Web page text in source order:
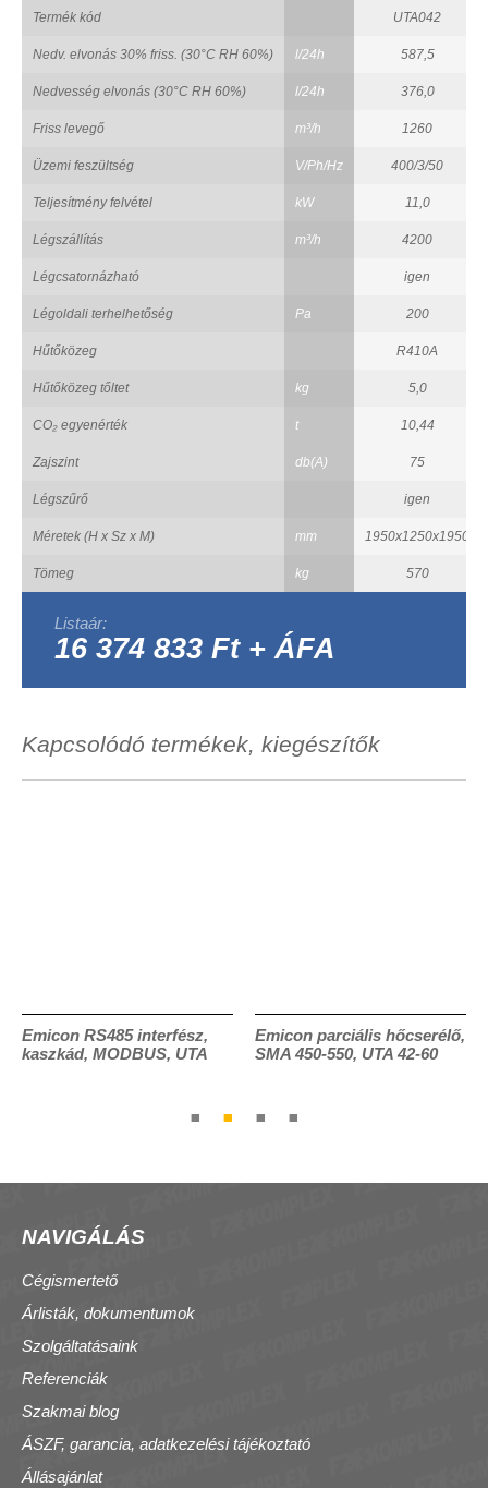
Termék kód UTA042
Nedv. elvonás 30% friss. (30°C RH 60%) l/24h 587,5
Nedvesség elvonás (30°C RH 60%) l/24h 376,0
Friss levegő m³/h 1260
Üzemi feszültség V/Ph/Hz 400/3/50
Teljesítmény felvétel kW 11,0
Légszállítás m³/h 4200
Légcsatornázható igen
Légoldali terhelhetőség Pa 200
Hűtőközeg R410A
Hűtőközeg tőltet kg 5,0
CO₂ egyenérték t 10,44
Zajszint db(A) 75
Légszűrő igen
Méretek (H x Sz x M) mm 1950x1250x1950
Tömeg kg 570
Listaár:
16 374 833 Ft + ÁFA
Kapcsolódó termékek, kiegészítők
Emicon RS485 interfész,
kaszkád, MODBUS, UTA
Emicon parciális hőcserélő,
SMA 450-550, UTA 42-60
NAVIGÁLÁS
Cégismertető
Árlisták, dokumentumok
Szolgáltatásaink
Referenciák
Szakmai blog
ÁSZF, garancia, adatkezelési tájékoztató
Állásajánlat